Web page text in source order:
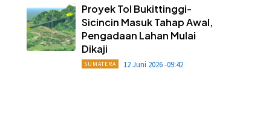
Proyek Tol Bukittinggi-
Sicincin Masuk Tahap Awal,
Pengadaan Lahan Mulai
Dikaji
SUMATERA 12 Juni 2026 -09:42